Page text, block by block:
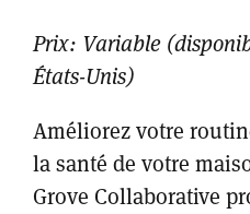
Prix: Variable
États-Unis)
Améliorez votre
la santé de votre
Grove Collaborative